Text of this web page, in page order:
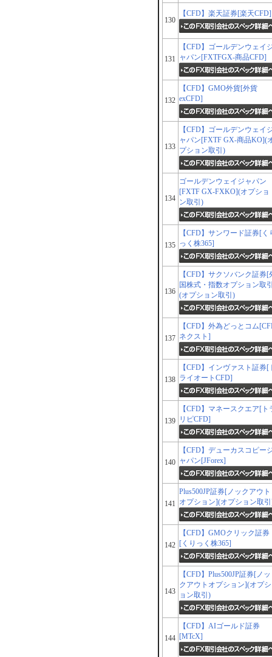
130
【CFD】楽天証券[楽天CFD]
131
【CFD】ゴールデンウェイ
ャパン[FXTFGX-商品CFD]
132
【CFD】GMO外貨[外貨
exCFD]
133
【CFD】ゴールデンウェイ
ャパン[FXTF GX-商品KO](
プション取引)
134
ゴールデンウェイジャパン
[FXTF GX-FXKO](オプショ
ン取引)
135
【CFD】サンワード証券[く
っく株365]
136
【CFD】サクソバンク証券[
国株式・指数オプション取
(オプション取引)
137
【CFD】外為どっとコム
ネクスト]
138
【CFD】インヴァスト証券[
ライオートCFD]
139
【CFD】マネースクエア[ト
リピCFD]
140
【CFD】デューカスコピー
ャパン[JForex]
141
Plus500JP証券[ノックアウト
オプション](オプション取
142
【CFD】GMOクリック証券
[くりっく株365]
143
【CFD】Plus500JP証券[ノッ
クアウトオプション](オプシ
ョン取引)
144
【CFD】AIゴールド証券
[MTcX]